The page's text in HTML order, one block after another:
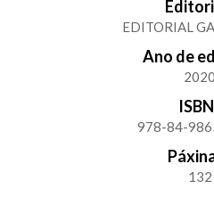
EDITORIAL
Ano de
2020
978-84-
132